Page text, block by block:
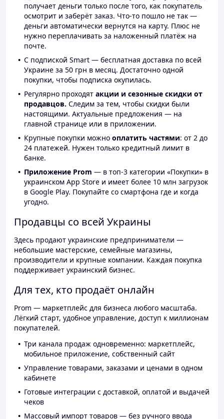
получает деньги только после того, как покупатель
осмотрит и заберёт заказ. Что-то пошло не так —
деньги автоматически вернутся на карту. Плюс не
нужно переплачивать за наложенный платёж на
почте.
С подпиской Smart — бесплатная доставка по всей
Украине за 50 грн в месяц. Достаточно одной
покупки, чтобы подписка окупилась.
Регулярно проходят акции и сезонные скидки от
продавцов. Следим за тем, чтобы скидки были
настоящими. Актуальные предложения — на
главной странице или в приложении.
Крупные покупки можно оплатить частями: от 2 до
24 платежей. Нужен только кредитный лимит в
банке.
Приложение Prom — в топ-3 категории «Покупки» в
украинском App Store и имеет более 10 млн загрузок
в Google Play. Покупайте со смартфона где и когда
угодно.
Продавцы со всей Украины
Здесь продают украинские предприниматели —
небольшие мастерские, семейные магазины,
производители и крупные компании. Каждая покупка
поддерживает украинский бизнес.
Для тех, кто продаёт онлайн
Prom — маркетплейс для бизнеса любого масштаба.
Лёгкий старт, удобное управление, доступ к миллионам
покупателей.
Три канала продаж одновременно: маркетплейс,
мобильное приложение, собственный сайт
Управление товарами, заказами и ценами в одном
кабинете
Готовые интеграции с доставкой, оплатой и выдачей
чеков
Массовый импорт товаров — без ручного ввода